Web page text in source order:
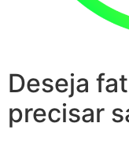
Deseja
precisar